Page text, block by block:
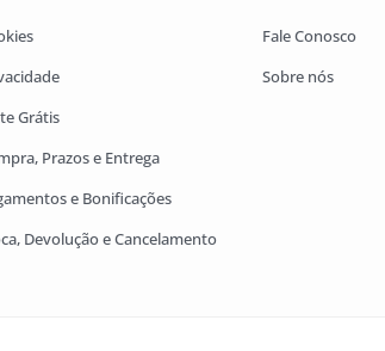
Grátis
Prazos e Entrega
e Bonificações
Devolução e Cancelamento
Fale Conosco
Sobre nós